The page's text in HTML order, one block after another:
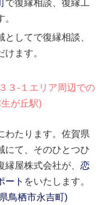
で復縁相談、復縁工
してで復縁相談、
ます。
３-１エリア周辺での
が丘駅)
わたります。佐賀県
にて、そのひとつひ
縁屋株式会社が、恋
ート をいたします。
鳥栖市永吉町)